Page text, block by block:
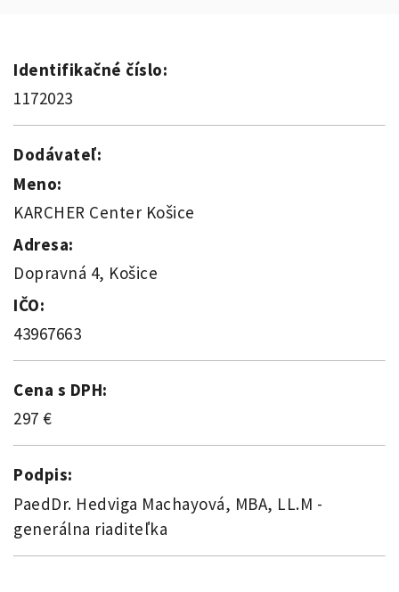
Identifikačné číslo:
1172023
Dodávateľ:
Meno:
KARCHER Center Košice
Adresa:
Dopravná 4, Košice
IČO:
43967663
Cena s DPH:
297 €
Podpis:
PaedDr. Hedviga Machayová, MBA, LL.M -
generálna riaditeľka